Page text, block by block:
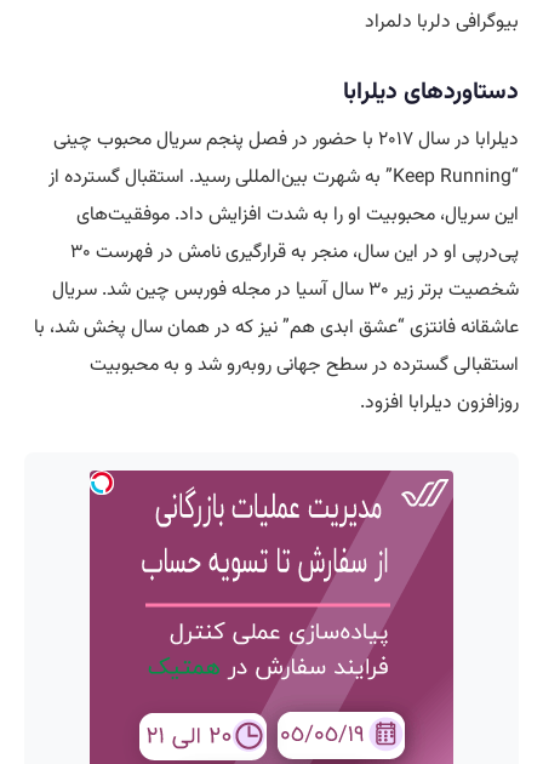
بیوگرافی دلربا دلمراد
دستاوردهای دیلرابا
دیلرابا در سال ۲۰۱۷ با حضور در فصل پنجم سریال محبوب چینی
“Keep Running” به شهرت بین‌المللی رسید. استقبال گسترده از
این سریال، محبوبیت او را به شدت افزایش داد. موفقیت‌های
پی‌درپی او در این سال، منجر به قرارگیری نامش در فهرست ۳۰
شخصیت برتر زیر ۳۰ سال آسیا در مجله فوربس چین شد. سریال
عاشقانه فانتزی “عشق ابدی هم” نیز که در همان سال پخش شد، با
استقبالی گسترده در سطح جهانی روبه‌رو شد و به محبوبیت
روزافزون دیلرابا افزود.